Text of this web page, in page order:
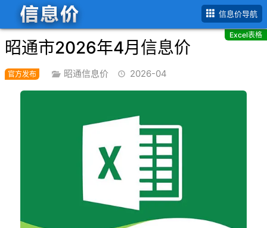
信息价导航
首页 昭通市
昭通市2026年4月信息价
Excel表格
昭通信息价 2026-04